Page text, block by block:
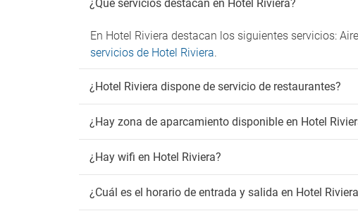
¿Qué servicios destacan en Hotel Riviera?
En Hotel Riviera destacan los siguientes servicios:
servicios de Hotel Riviera.
¿Hotel Riviera dispone de servicio de restaurantes?
¿Hay zona de aparcamiento disponible en Hotel
¿Hay wifi en Hotel Riviera?
¿Cuál es el horario de entrada y salida en Hotel